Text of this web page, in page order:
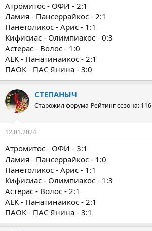
Атромитос - ОФИ - 2:1
Ламия - Пансеррайкос - 2:1
Панетоликос - Арис - 1:1
Кифисиас - Олимпиакос - 0:3
Астерас - Волос - 1:0
АЕК - Панатинаикос - 2:1
ПАОК - ПАС Янина - 3:0
СТЕПАНЫЧ
Старожил форума Рейтинг сезона: 116
12.01.2024
Атромитос - ОФИ - 3:1
Ламия - Пансеррайкос - 1:0
Панетоликос - Арис - 1:1
Кифисиас - Олимпиакос - 1:3
Астерас - Волос - 2:1
АЕК - Панатинаикос - 2:1
ПАОК - ПАС Янина - 3:1